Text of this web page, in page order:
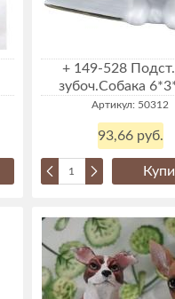
+ 149-528
зубоч.Собака
Артикул: 50312
93,66 руб.